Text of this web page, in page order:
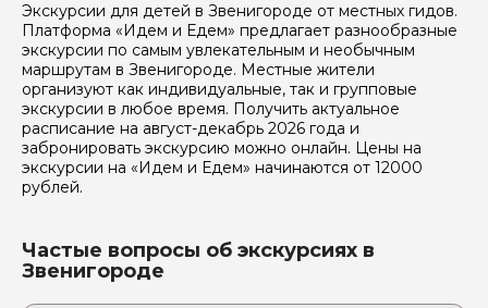
Экскурсии для детей в Звенигороде от местных гидов.
Платформа «Идем и Едем» предлагает разнообразные
экскурсии по самым увлекательным и необычным
маршрутам в Звенигороде. Местные жители
организуют как индивидуальные, так и групповые
экскурсии в любое время. Получить актуальное
расписание на август-декабрь 2026 года и
забронировать экскурсию можно онлайн. Цены на
экскурсии на «Идем и Едем» начинаются от 12000
рублей.
Частые вопросы об экскурсиях в
Звенигороде